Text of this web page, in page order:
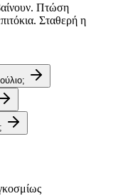
Πτώση
Σταθερή η